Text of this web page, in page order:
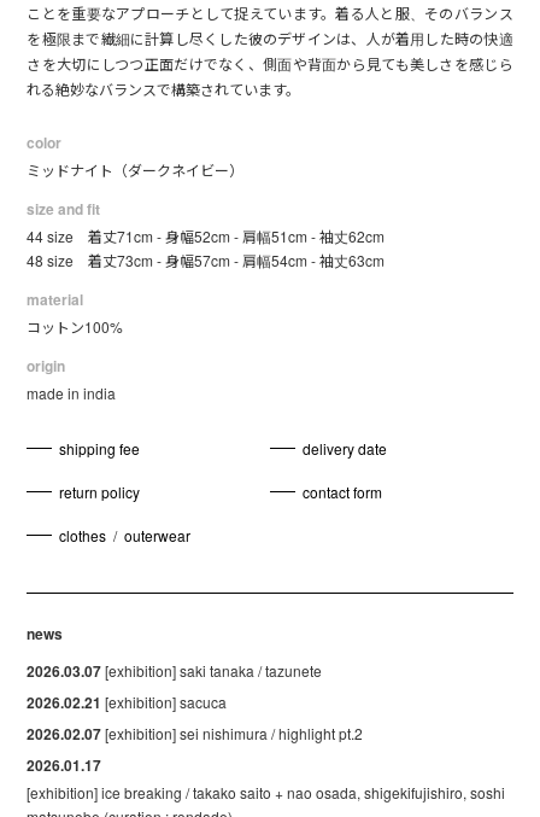
ことを重要なアプローチとして捉えています。着る人と服、そのバランス
を極限まで繊細に計算し尽くした彼のデザインは、人が着用した時の快適
さを大切にしつつ正面だけでなく、側面や背面から見ても美しさを感じら
れる絶妙なバランスで構築されています。
color
ミッドナイト（ダークネイビー）
size and fit
44 size 着丈71cm - 身幅52cm - 肩幅51cm - 袖丈62cm
48 size 着丈73cm - 身幅57cm - 肩幅54cm - 袖丈63cm
material
コットン100%
origin
made in india
shipping fee delivery date
return policy contact form
clothes / outerwear
news
2026.03.07[exhibition] saki tanaka / tazunete
2026.02.21 [exhibition] sacuca
2026.02.07[exhibition] sei nishimura / highlight pt.2
2026.01.17
[exhibition] ice breaking / takako saito + nao osada, shigekifujishiro, soshi